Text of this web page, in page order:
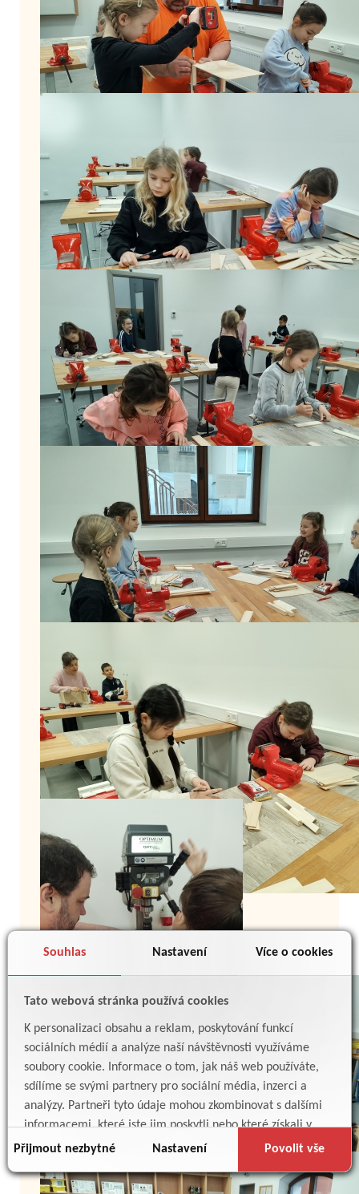
Souhlas Nastavení Více o cookies
Tato webová stránka používá cookies
K personalizaci obsahu a reklam, poskytování funkcí
sociálních médií a analýze naší návštěvnosti využíváme
soubory cookie. Informace o tom, jak náš web používáte,
sdílíme se svými partnery pro sociální média, inzerci a
analýzy. Partneři tyto údaje mohou zkombinovat s dalšími
informacemi, které jste jim poskytli nebo které získali v
důsledku toho, že používáte jejich služby.
Přijmout nezbytné Nastavení Povolit vše